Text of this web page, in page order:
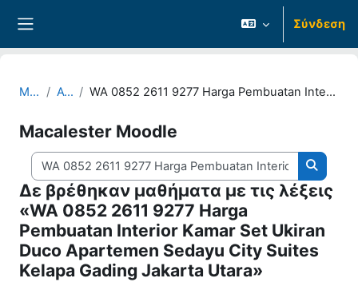
Σύνδεση
Μαθήματα Αναζήτηση WA 0852 2611 9277 Harga Pembuatan Interior Kamar Set Ukiran Duco Apartemen Sedayu City Suites Kelapa Gading Jakarta Utara
Macalester Moodle
Αναζήτηση μαθημάτων
Δε βρέθηκαν μαθήματα με τις λέξεις
«WA 0852 2611 9277 Harga
Pembuatan Interior Kamar Set Ukiran
Duco Apartemen Sedayu City Suites
Kelapa Gading Jakarta Utara»